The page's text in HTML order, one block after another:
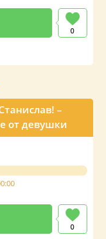
0
–
от девушки
0